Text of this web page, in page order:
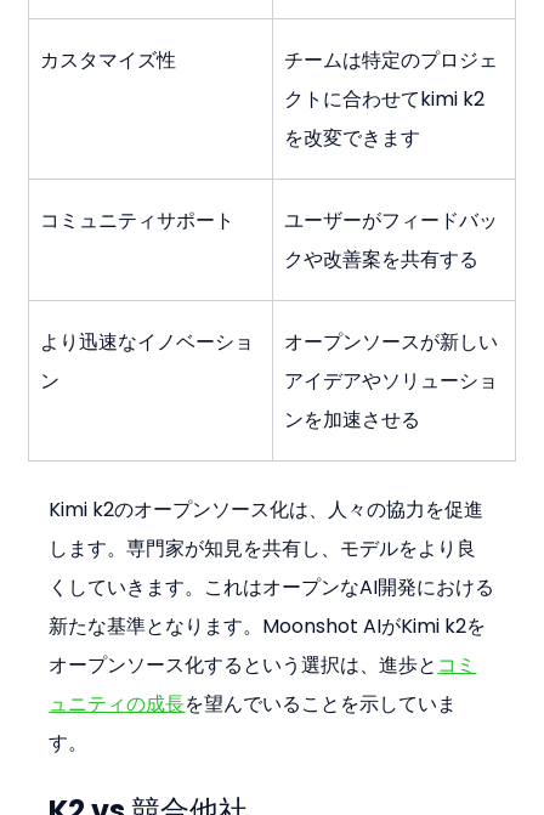
カスタマイズ性
チームは特定のプロジェ
クトに合わせてkimi k2
を改変できます
コミュニティサポート
ユーザーがフィードバッ
クや改善案を共有する
より迅速なイノベーショ
ン
オープンソースが新しい
アイデアやソリューショ
ンを加速させる
Kimi k2のオープンソース化は、人々の協力を促進
します。専門家が知見を共有し、モデルをより良
くしていきます。これはオープンなAI開発における
新たな基準となります。Moonshot AIがKimi k2を
オープンソース化するという選択は、進歩と コミ
ュニティの成長を望んでいることを示していま
す。